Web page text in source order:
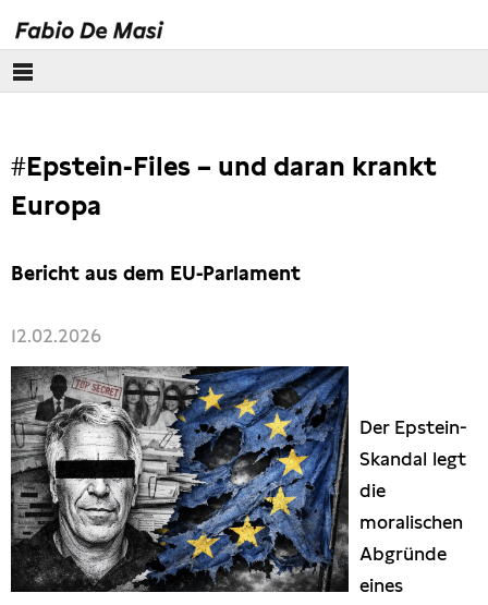
Europäisches Parlament
Themen
Presse
#Epstein-Files – und daran krankt
Europa
Bericht aus dem EU-Parlament
12.02.2026
Der Epstein-
Skandal legt
die
moralischen
Abgründe
eines